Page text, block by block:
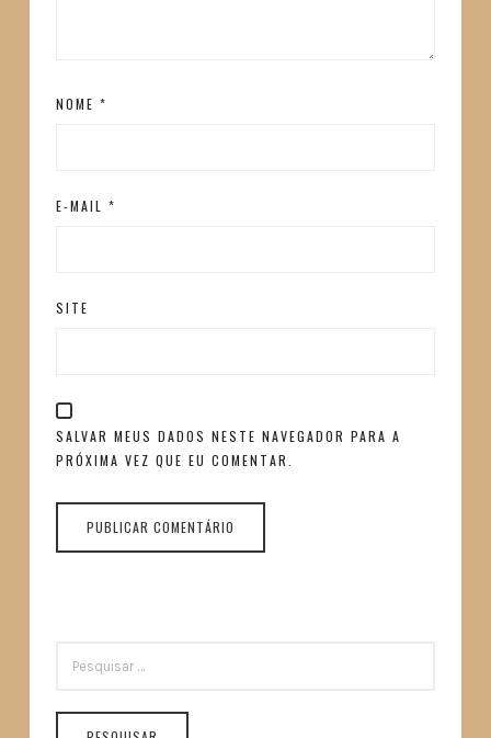
NOME *
E-MAIL *
SITE
SALVAR MEUS DADOS NESTE NAVEGADOR PARA A
PRÓXIMA VEZ QUE EU COMENTAR.
POR: